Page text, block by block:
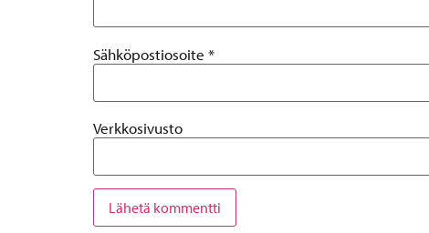
Sähköpostiosoite *
Verkkosivusto